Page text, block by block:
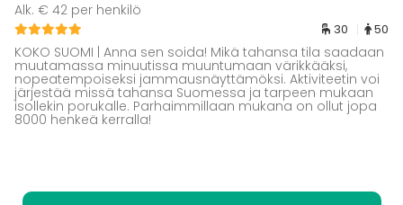
Alk. € 42 per henkilö
30 50
KOKO SUOMI | Anna sen soida! Mikä tahansa tila saadaan
muutamassa minuutissa muuntumaan värikkääksi,
nopeatempoiseksi jammausnäyttämöksi. Aktiviteetin voi
järjestää missä tahansa Suomessa ja tarpeen mukaan
isollekin porukalle. Parhaimmillaan mukana on ollut jopa
8000 henkeä kerralla!